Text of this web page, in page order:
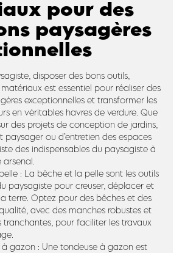
pour des
paysagères
disposer des bons outils,
est essentiel pour réaliser des
exceptionnelles et transformer les
en véritables havres de verdure. Que
des projets de conception de jardins,
paysager ou d’entretien des espaces
des indispensables du paysagiste à
: La bêche et la pelle sont les outils
paysagiste pour creuser, déplacer et
terre. Optez pour des bêches et des
avec des manches robustes et
tranchantes, pour faciliter les travaux
à gazon : Une tondeuse à gazon est